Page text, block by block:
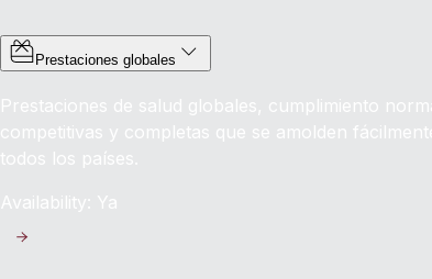
Prestaciones globales
Prestaciones de salud globales, cumplimiento
competitivas y completas que se amolden
todos los países.
Availability: Ya